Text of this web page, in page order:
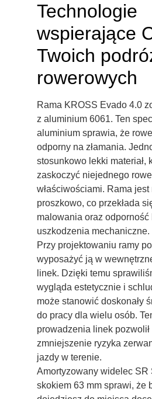
Technologie
wspierające
Twoich
rowerowych
Rama KROSS Evado 4.0
z aluminium 6061. Ten
aluminium sprawia, że
odporny na złamania.
stosunkowo lekki materiał,
zaskoczyć niejednego
właściwościami. Rama
proszkowo, co przekłada
malowania oraz odporność
uszkodzenia mechaniczne.
Przy projektowaniu ramy
wyposażyć ją w
linek. Dzięki temu
wygląda estetycznie i
może stanowić doskonały
do pracy dla wielu osób.
prowadzenia linek
zmniejszenie ryzyka
jazdy w terenie.
Amortyzowany widelec SR
skokiem 63 mm sprawi, że